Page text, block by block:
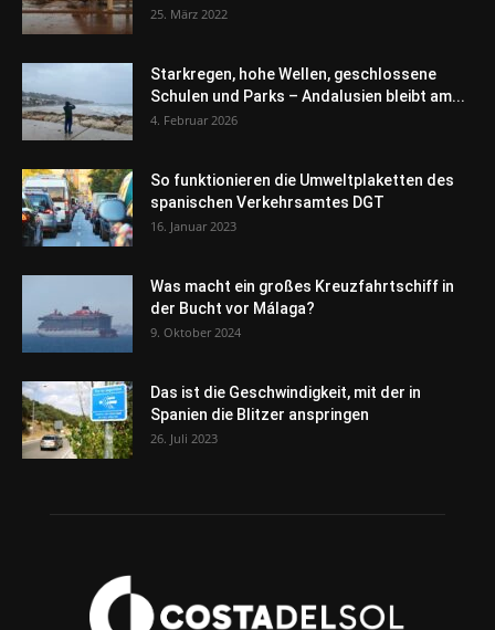
25. März 2022
Starkregen, hohe Wellen, geschlossene
Schulen und Parks – Andalusien bleibt am...
4. Februar 2026
So funktionieren die Umweltplaketten des
spanischen Verkehrsamtes DGT
16. Januar 2023
Was macht ein großes Kreuzfahrtschiff in
der Bucht vor Málaga?
9. Oktober 2024
Das ist die Geschwindigkeit, mit der in
Spanien die Blitzer anspringen
26. Juli 2023